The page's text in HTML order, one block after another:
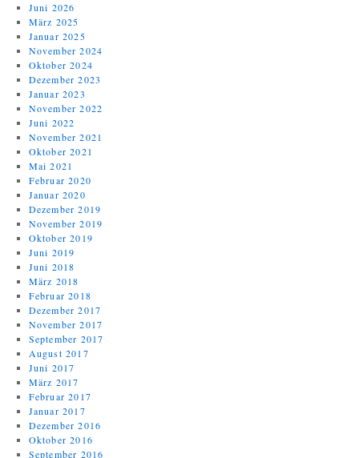
Juni 2026
März 2025
Januar 2025
November 2024
Oktober 2024
Dezember 2023
Januar 2023
November 2022
Juni 2022
November 2021
Oktober 2021
Mai 2021
Februar 2020
Januar 2020
Dezember 2019
November 2019
Oktober 2019
Juni 2019
Juni 2018
März 2018
Februar 2018
Dezember 2017
November 2017
September 2017
August 2017
Juni 2017
März 2017
Februar 2017
Januar 2017
Dezember 2016
Oktober 2016
September 2016